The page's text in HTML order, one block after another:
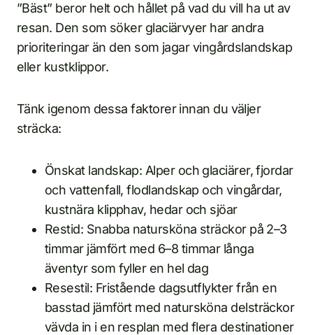
”Bäst” beror helt och hållet på vad du vill ha ut av
resan. Den som söker glaciärvyer har andra
prioriteringar än den som jagar vingårdslandskap
eller kustklippor.
Tänk igenom dessa faktorer innan du väljer
sträcka:
Önskat landskap: Alper och glaciärer, fjordar
och vattenfall, flodlandskap och vingårdar,
kustnära klipphav, hedar och sjöar
Restid: Snabba natursköna sträckor på 2–3
timmar jämfört med 6–8 timmar långa
äventyr som fyller en hel dag
Resestil: Fristående dagsutflykter från en
basstad jämfört med natursköna delsträckor
vävda in i en resplan med flera destinationer